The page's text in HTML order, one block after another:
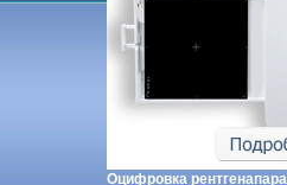
Оцифровка